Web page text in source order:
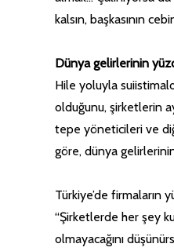
kalsın, başkasının
Dünya gelirlerinin
Hile yoluyla
olduğunu, şirketlerin
tepe yöneticileri ve
göre, dünya
Türkiye’de firmaların
“Şirketlerde her şey
olmayacağını